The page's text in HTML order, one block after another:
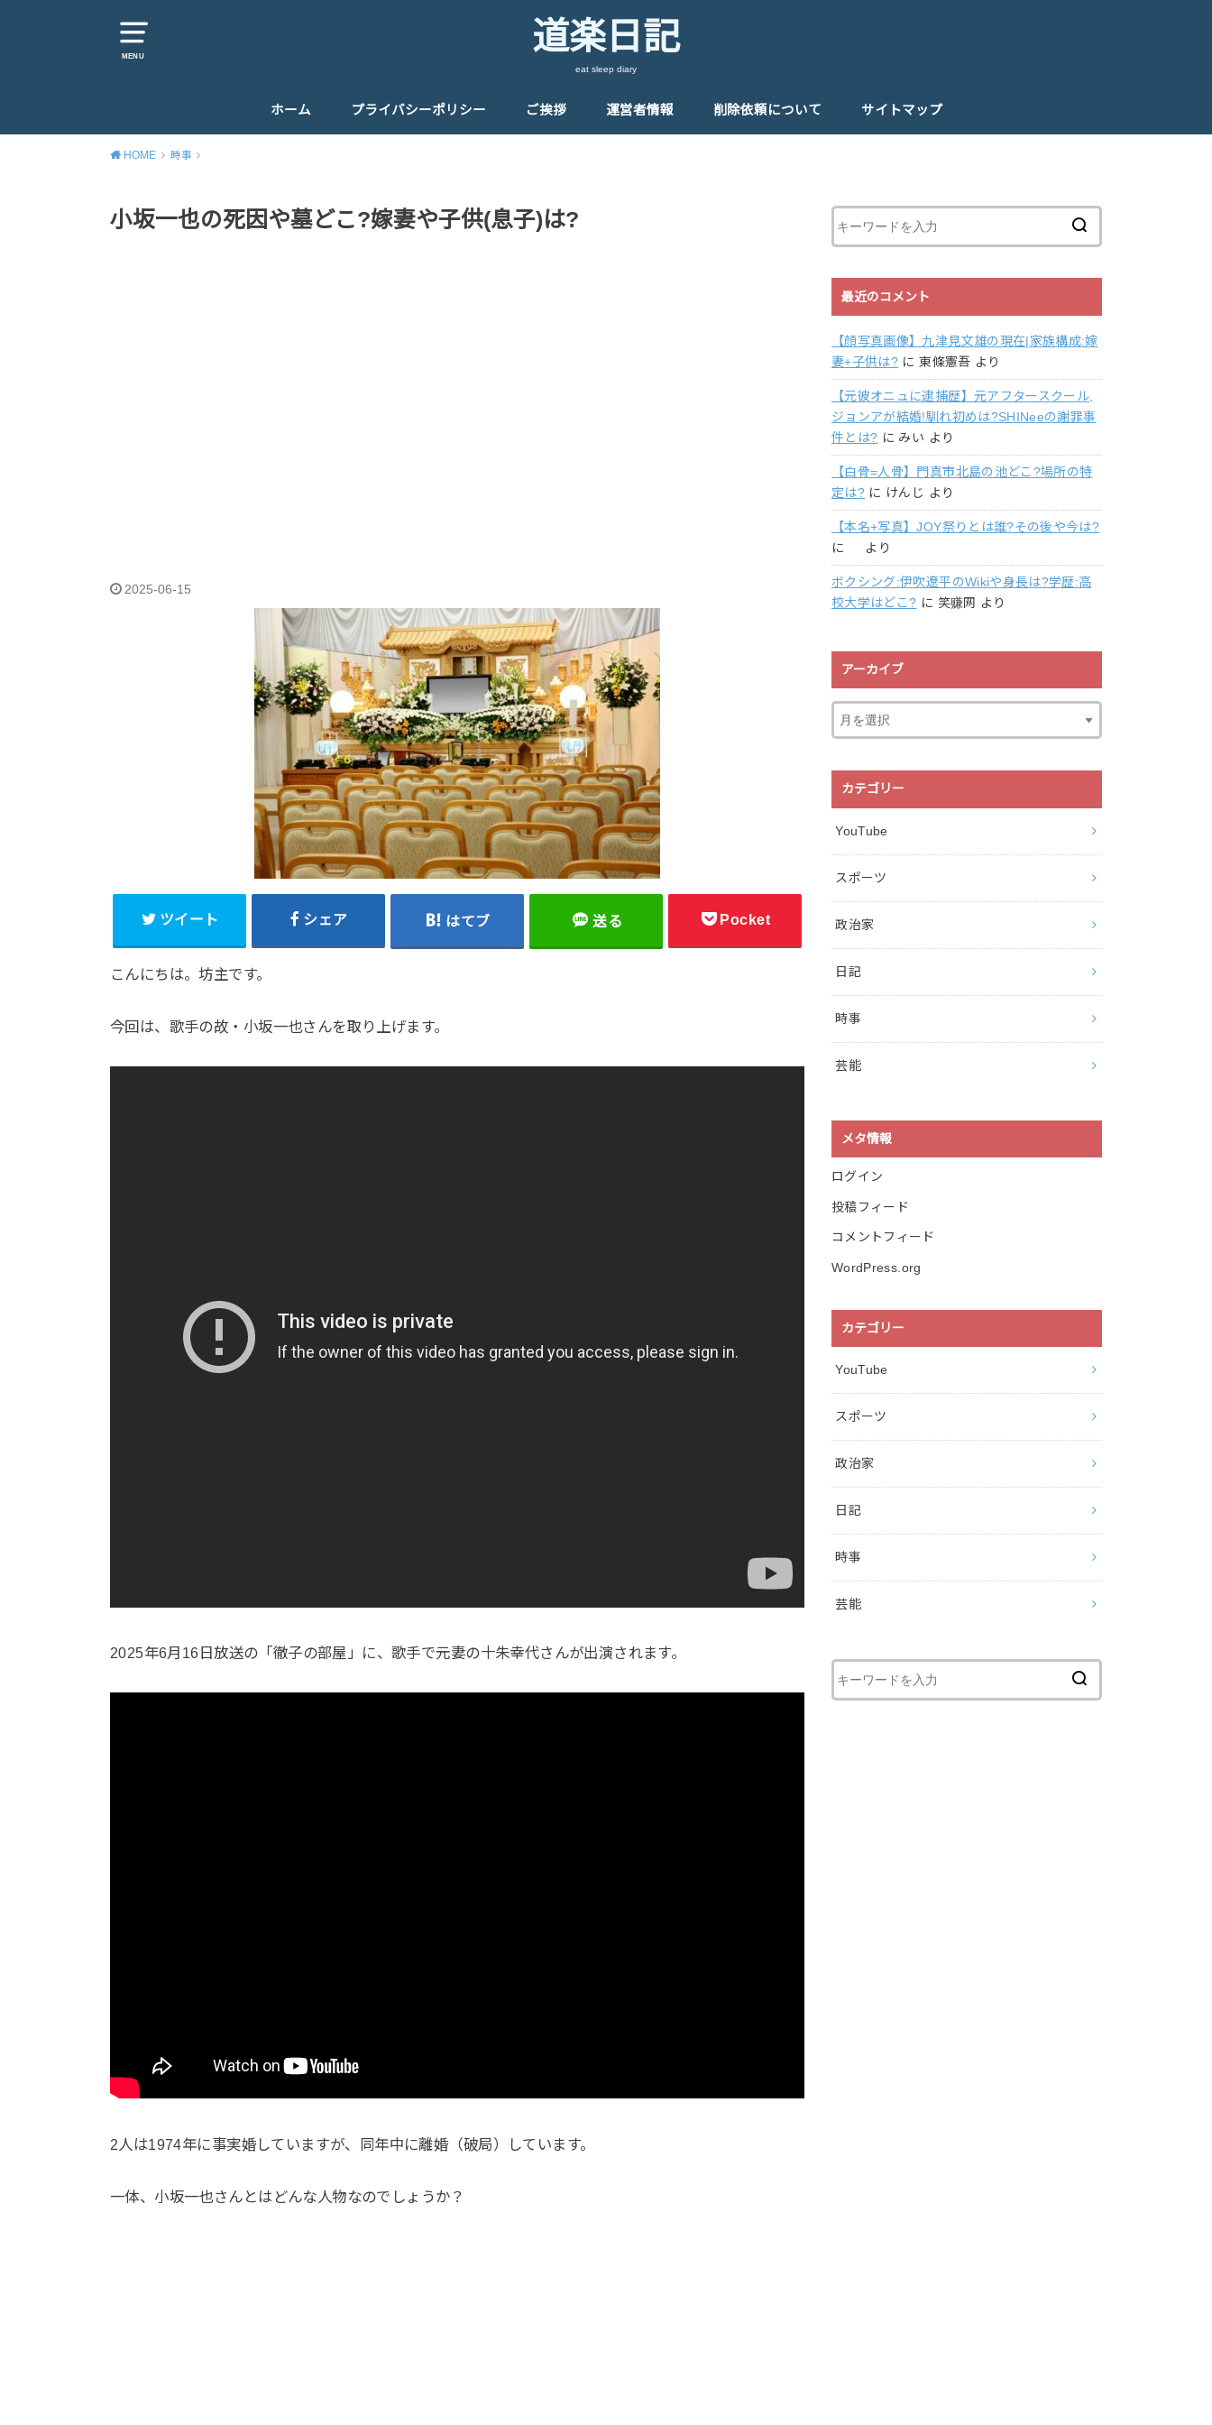
MENU 道楽日記
eat sleep diary
ホーム プライバシーポリシー ご挨拶 運営者情報 削除依頼について サイトマップ
HOME 時事
小坂一也の死因や墓どこ?嫁妻や子供(息子)は?
2025-06-15
ツイート シェア はてブ 送る Pocket
こんにちは。坊主です。
今回は、歌手の故・小坂一也さんを取り上げます。
2025年6月16日放送の「徹子の部屋」に、歌手で元妻の十朱幸代さんが出演されます。
2人は1974年に事実婚していますが、同年中に離婚（破局）しています。
一体、小坂一也さんとはどんな人物なのでしょうか？
最近のコメント
【顔写真画像】九津見文雄の現在|家族構成:嫁
妻+子供は? に東條憲吾 より
【元彼オニュに逮捕歴】元アフタースクール,
ジョンアが結婚!馴れ初めは?SHINeeの謝罪事
件とは? に みい より
【白骨=人骨】門真市北島の池どこ?場所の特
定は? に けんじ より
【本名+写真】JOY祭りとは誰?その後や今は?
に
より
ボクシング:伊吹遼平のWikiや身長は?学歴:高
校大学はどこ? に 笑赚网 より
アーカイブ
カテゴリー
YouTube
スポーツ
政治家
日記
時事
芸能
メタ情報
ログイン
投稿フィード
コメントフィード
WordPress.org
カテゴリー
YouTube
スポーツ
政治家
日記
時事
芸能